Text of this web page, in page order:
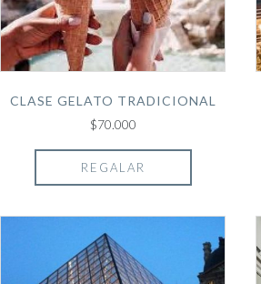
CLASE GELATO TRADICIONAL
$70.000
REGALAR